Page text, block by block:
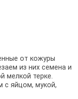
от кожуры
из них семена и
мелкой терке.
с яйцом, мукой,